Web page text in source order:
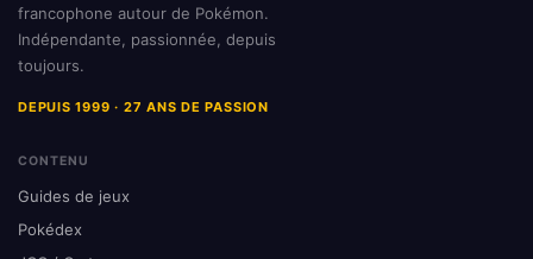
francophone autour de Pokémon.
Indépendante, passionnée, depuis
toujours.
DEPUIS 1999 · 27 ANS DE PASSION
CONTENU
Guides de jeux
Pokédex